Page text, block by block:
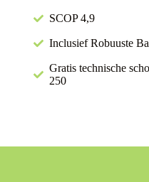
SCOP 4,9
Inclusief Robuuste
Gratis technische
250